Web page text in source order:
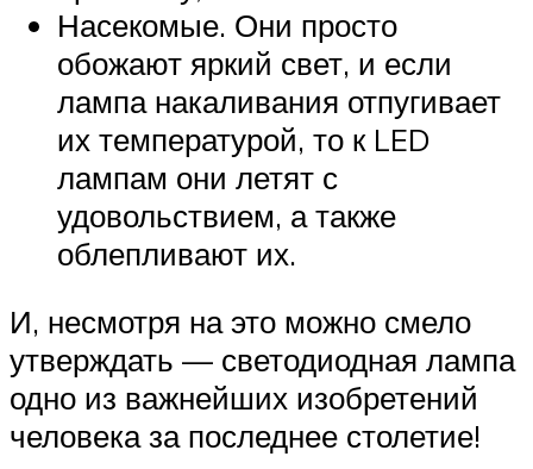
Насекомые. Они просто
обожают яркий свет, и если
лампа накаливания отпугивает
их температурой, то к LED
лампам они летят с
удовольствием, а также
облепливают их.
И, несмотря на это можно смело
утверждать — светодиодная лампа
одно из важнейших изобретений
человека за последнее столетие!